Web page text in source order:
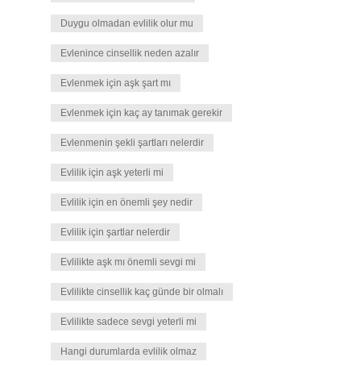
Duygu olmadan evlilik olur mu
Evlenince cinsellik neden azalır
Evlenmek için aşk şart mı
Evlenmek için kaç ay tanımak gerekir
Evlenmenin şekli şartları nelerdir
Evlilik için aşk yeterli mi
Evlilik için en önemli şey nedir
Evlilik için şartlar nelerdir
Evlilikte aşk mı önemli sevgi mi
Evlilikte cinsellik kaç günde bir olmalı
Evlilikte sadece sevgi yeterli mi
Hangi durumlarda evlilik olmaz